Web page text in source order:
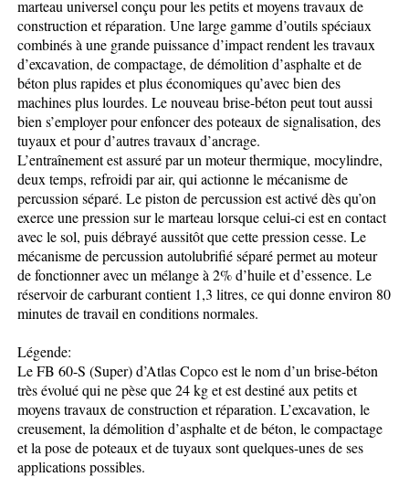
marteau universel conçu pour les petits et moyens travaux de
construction et réparation. Une large gamme d’outils spéciaux
combinés à une grande puissance d’impact rendent les travaux
d’excavation, de compactage, de démolition d’asphalte et de
béton plus rapides et plus économiques qu’avec bien des
machines plus lourdes. Le nouveau brise-béton peut tout aussi
bien s’employer pour enfoncer des poteaux de signalisation, des
tuyaux et pour d’autres travaux d’ancrage.
L’entraînement est assuré par un moteur thermique, mocylindre,
deux temps, refroidi par air, qui actionne le mécanisme de
percussion séparé. Le piston de percussion est activé dès qu’on
exerce une pression sur le marteau lorsque celui-ci est en contact
avec le sol, puis débrayé aussitôt que cette pression cesse. Le
mécanisme de percussion autolubrifié séparé permet au moteur
de fonctionner avec un mélange à 2% d’huile et d’essence. Le
réservoir de carburant contient 1,3 litres, ce qui donne environ 80
minutes de travail en conditions normales.
Légende:
Le FB 60-S (Super) d’Atlas Copco est le nom d’un brise-béton
très évolué qui ne pèse que 24 kg et est destiné aux petits et
moyens travaux de construction et réparation. L’excavation, le
creusement, la démolition d’asphalte et de béton, le compactage
et la pose de poteaux et de tuyaux sont quelques-unes de ses
applications possibles.